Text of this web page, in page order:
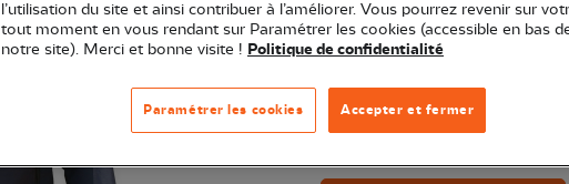
Une veste technique
résistance face au froid, au vent
l’utilisation du site et ainsi contribuer à l’améliorer. Vous pourrez revenir sur
tout moment en vous rendant sur Paramétrer les cookies (accessible en bas
notre site). Merci et bonne visite ! Politique de confidentialité
Accepter et fermer
Paramétrer les cookies